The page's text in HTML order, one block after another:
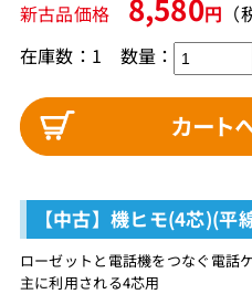
新古品価格 8,580円 （
在庫数：1 数量：
【中古】機ヒモ(4芯)(
ローゼットと電話機をつなぐ電
主に利用される4芯用